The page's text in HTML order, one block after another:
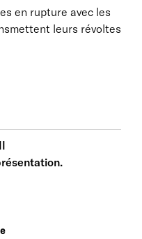
en rupture avec les
leurs révoltes
Floue en 2018.
traversée à pieds
j’ai eu l’impression
». On ne sait pas ce